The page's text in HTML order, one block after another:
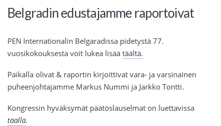
Belgradin edustajamme raportoivat
PEN Internationalin Belgaradissa pidetystä 77.
vuosikokouksesta voit lukea lisää täältä.
Paikalla olivat & raportin kirjoittivat vara- ja varsinainen
puheenjohtajamme Markus Nummi ja Jarkko Tontti.
Kongressin hyväksymät päätöslauselmat on luettavissa
täällä.